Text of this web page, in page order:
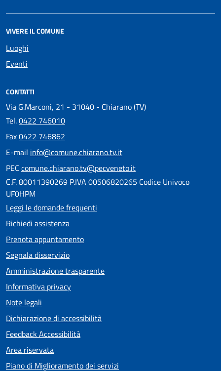
VIVERE IL COMUNE
Luoghi
Eventi
CONTATTI
Via G.Marconi, 21 - 31040 - Chiarano (TV)
Tel.0422 746010
Fax0422 746862
E-mail info@comune.chiarano.tv.it
PEC comune.chiarano.tv@pecveneto.it
C.F. 80011390269 P.IVA 00506820265 Codice Univoco
UF0HPM
Leggi le domande frequenti
Richiedi assistenza
Prenota appuntamento
Segnala disservizio
Amministrazione trasparente
Informativa privacy
Note legali
Dichiarazione di accessibilità
Feedback Accessibilità
Area riservata
Piano di Miglioramento dei servizi